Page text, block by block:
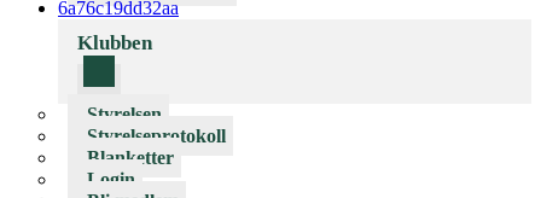
6a76c19dd32aa
Klubben
Styrelsen
Styrelseprotokoll
Blanketter
Login